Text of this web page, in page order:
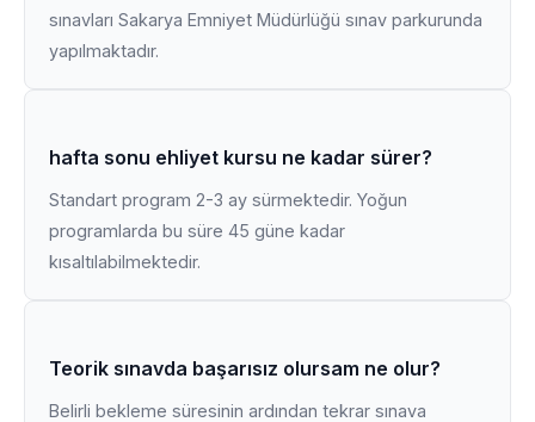
sınavları Sakarya Emniyet Müdürlüğü sınav parkurunda
yapılmaktadır.
hafta sonu ehliyet kursu ne kadar sürer?
Standart program 2-3 ay sürmektedir. Yoğun
programlarda bu süre 45 güne kadar
kısaltılabilmektedir.
Teorik sınavda başarısız olursam ne olur?
Belirli bekleme süresinin ardından tekrar sınava